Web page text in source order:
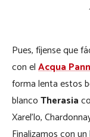
Pues, fíjense que
con elAcqua
forma lenta estos
blancoTherasia
Xarel’lo,